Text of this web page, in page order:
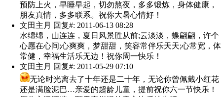
预防上火，早睡早起，切勿熬夜，多多锻炼，身体健康，
朋友真情，多多联系。祝你大暑心情好！
文田主月 回复#: 2011-06-13 08:28
水绵绵，山连连，夏日风景胜从前;云淡淡，蝶翩翩，许个
心愿在心间;心爽爽，梦甜甜，笑容常伴乐天天;心常宽，体
常健，幸福生活乐无边！祝你周一快乐！
文田主月 回复#: 2011-05-29 07:10
无论时光离去了十年还是二十年，无论你曾佩戴小红花
还是满脸泥巴…亲爱的超龄儿童，提前祝你六一节快乐！